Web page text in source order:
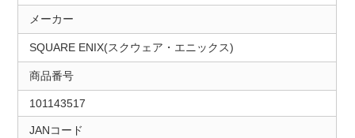
メーカー
SQUARE ENIX(スクウェア・エニックス)
商品番号
101143517
JANコード